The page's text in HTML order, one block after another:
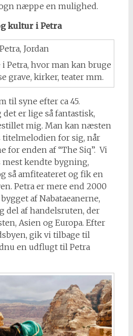
næppe en mulighed.
kultur i Petra
i Petra, hvor man kan bruge
grave, kirker, teater mm.
til syne efter ca 45.
er lige så fantastisk,
mig. Man kan næsten
titelmelodien for sig, når
for enden af “The Siq”. Vi
mest kendte bygning,
så amfiteateret og fik en
Petra er mere end 2000
af Nabataeanerne,
del af handelsruten, der
Asien og Europa. Efter
gik vi tilbage til
en udflugt til Petra